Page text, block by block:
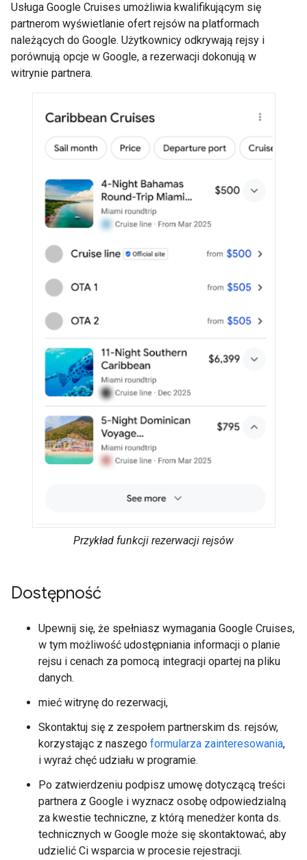
Usługa Google Cruises umożliwia kwalifikującym się
partnerom wyświetlanie ofert rejsów na platformach
należących do Google. Użytkownicy odkrywają rejsy i
porównują opcje w Google, a rezerwacji dokonują w
witrynie partnera.
Przykład funkcji rezerwacji rejsów
Dostępność
Upewnij się, że spełniasz wymagania Google Cruises,
w tym możliwość udostępniania informacji o planie
rejsu i cenach za pomocą integracji opartej na pliku
danych.
mieć witrynę do rezerwacji,
Skontaktuj się z zespołem partnerskim ds. rejsów,
korzystając z naszego formularza zainteresowania,
i wyraź chęć udziału w programie.
Po zatwierdzeniu podpisz umowę dotyczącą treści
partnera z Google i wyznacz osobę odpowiedzialną
za kwestie techniczne, z którą menedżer konta ds.
technicznych w Google może się skontaktować, aby
udzielić Ci wsparcia w procesie rejestracji.